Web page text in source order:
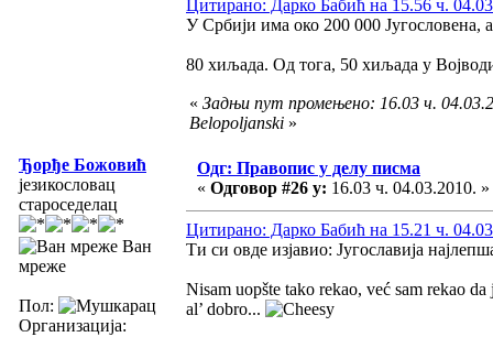
Цитирано: Дарко Бабић на 15.56 ч.
У Србији има око 200 000 Југословена,
80 хиљада. Од тога, 50 хиљада у
« Задњи пут промењено: 16.03 ч.
Belopoljanski »
Ђорђе Божовић
језикословац
староседелац
Ван
мреже
Пол:
Организација:
Одг: Правопис у делу писма
« Одговор #26 у: 16.03 ч. 04.03.2010. »
Цитирано: Дарко Бабић на 15.21 ч.
Ти си овде изјавио: Југославија
Nisam uopšte tako rekao, već sam rekao
al’ dobro...